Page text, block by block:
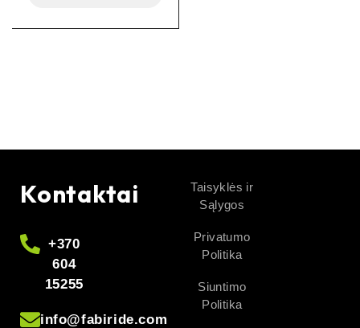
Kontaktai
+370
604
15255
info@fabiride.com
Taisyklės ir
Sąlygos
Privatumo
Politika
Siuntimo
Politika